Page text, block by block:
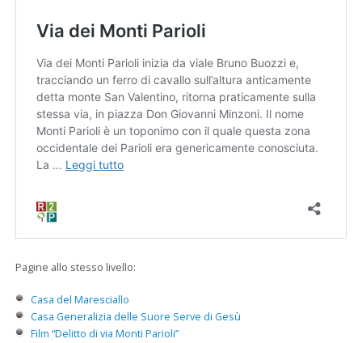
Pagine allo stesso livello:
Casa del Maresciallo
Casa Generalizia delle Suore Serve di Gesù
Film “Delitto di via Monti Parioli”